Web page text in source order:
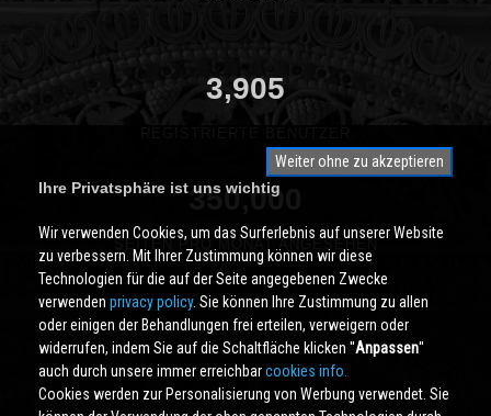
3,905
350,000
SEITEN PRO MONAT ANGESEHEN
Weiter ohne zu akzeptieren
Ihre Privatsphäre ist uns wichtig
Wir verwenden Cookies, um das Surferlebnis auf unserer Website
zu verbessern. Mit Ihrer Zustimmung können wir diese
Technologien für die auf der Seite angegebenen Zwecke
verwenden privacy policy. Sie können Ihre Zustimmung zu allen
oder einigen der Behandlungen frei erteilen, verweigern oder
widerrufen, indem Sie auf die Schaltfläche klicken ''Anpassen''
auch durch unsere immer erreichbarcookies info.
Cookies werden zur Personalisierung von Werbung verwendet. Sie